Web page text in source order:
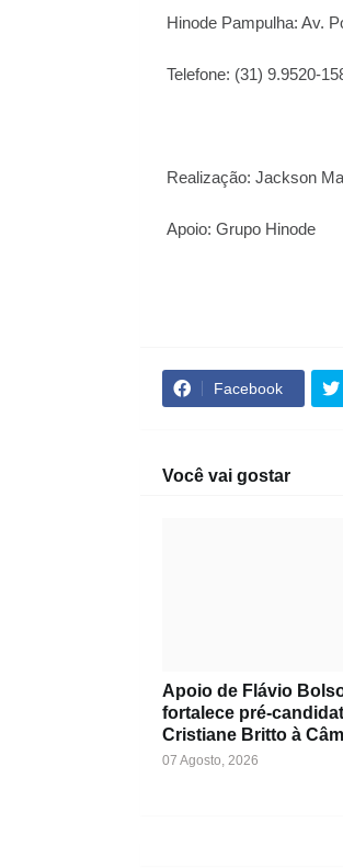
Hinode Pampulha: Av.
Telefone: (31) 9.9520-
Realização: Jackson
Apoio: Grupo Hinode
Facebook
Você vai gostar
Apoio de Flávio
fortalece pré-
Cristiane Britto à
07 Agosto, 2026